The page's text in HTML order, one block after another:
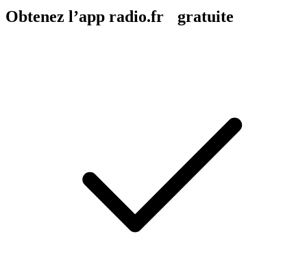
Obtenez l’app radio.fr gratuite